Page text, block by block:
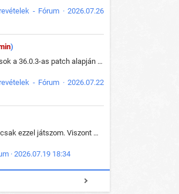
- Fórum · 2026.07.26
)
Kártya változások a 36.0.3-as patch alapján frissítve az adatbázisban (képek is cserélve).
- Fórum · 2026.07.22
Amióta bejött, csak ezzel játszom. Viszont mint minden más - akár az alapjáték is, ez is baromira összetett lett. Néha már pár kör után is esélytelen az egész. Vagy irreállisan túltápol valaki, vagy lelép a partner, vagy csak hülye mint a segg. És amikor eljönne az én időm, na akkor jön el mindenki másé is. Engem jobban érdekelne, hogy ki milyen ratingen szokott játszani. Na ez lenne egy érdekes adat.
· 2026.07.19 18:34